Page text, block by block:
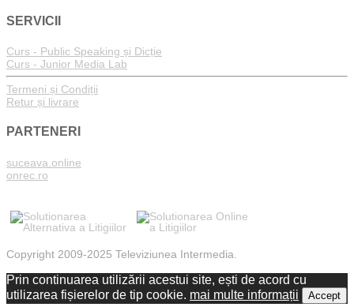
SERVICII
Curs - Public Speaking și Dicție
Curs - Junior Media Lab
Termeni și Condiții
Retur și livrare
PARTENERI
suceava.online
onrec.ro
Copyright 2009-2025 Televiziunea Intermedia.
Prin continuarea utilizării acestui site, ești de acord cu
utilizarea fișierelor de tip cookie. mai multe informații Accept